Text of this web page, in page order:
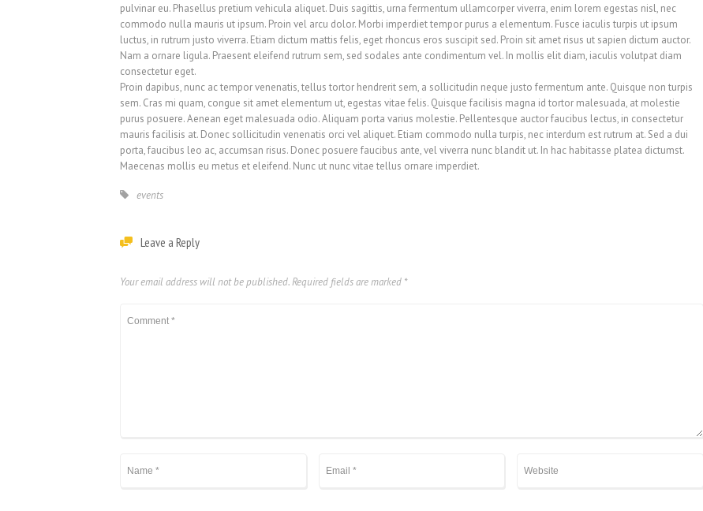
pulvinar eu. Phasellus pretium vehicula aliquet. Duis sagittis, urna fermentum ullamcorper viverra, enim lorem egestas nisl, nec
commodo nulla mauris ut ipsum. Proin vel arcu dolor. Morbi imperdiet tempor purus a elementum. Fusce iaculis turpis ut ipsum
luctus, in rutrum justo viverra. Etiam dictum mattis felis, eget rhoncus eros suscipit sed. Proin sit amet risus ut sapien dictum auctor.
Nam a ornare ligula. Praesent eleifend rutrum sem, sed sodales ante condimentum vel. In mollis elit diam, iaculis volutpat diam
consectetur eget.
Proin dapibus, nunc ac tempor venenatis, tellus tortor hendrerit sem, a sollicitudin neque justo fermentum ante. Quisque non turpis
sem. Cras mi quam, congue sit amet elementum ut, egestas vitae felis. Quisque facilisis magna id tortor malesuada, at molestie
purus posuere. Aenean eget malesuada odio. Aliquam porta varius molestie. Pellentesque auctor faucibus lectus, in consectetur
mauris facilisis at. Donec sollicitudin venenatis orci vel aliquet. Etiam commodo nulla turpis, nec interdum est rutrum at. Sed a dui
porta, faucibus leo ac, accumsan risus. Donec posuere faucibus ante, vel viverra nunc blandit ut. In hac habitasse platea dictumst.
Maecenas mollis eu metus et eleifend. Nunc ut nunc vitae tellus ornare imperdiet.
events
Leave a Reply
Your email address will not be published.Required fields are marked *